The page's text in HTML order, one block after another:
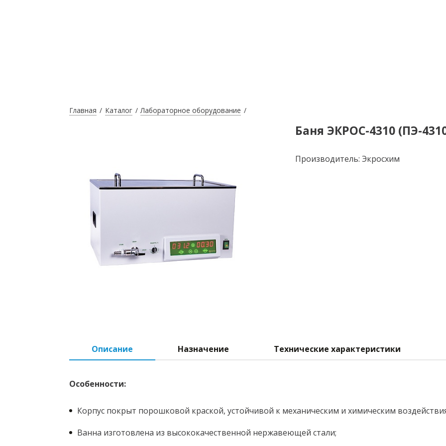
Главная Каталог Лабораторное оборудование
Баня ЭКРОС-4310 (ПЭ-
Производитель: Экросхим
Описание Назначение Технические характеристики
Особенности:
Корпус покрыт порошковой краской, устойчивой к механическим и химическим
Ванна изготовлена из высококачественной нержавеющей стали;